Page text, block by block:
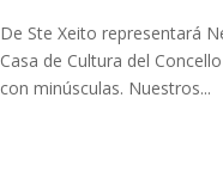
De Ste Xeito representará
Casa de Cultura del
con minúsculas. Nuestros...